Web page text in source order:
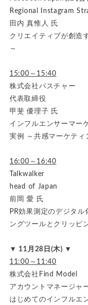
Regional Instagram
田内 真惟人 氏
クリエイティブが創造
～
15:00～15:40
株式会社パスチャー
代表取締役
甲斐 優理子 氏
インフルエンサーマー
実例 ～共感マーケティ
16:00～16:40
Talkwalker
head of Japan
前岡 愛 氏
PR効果測定のデジタ
ングツールとクリッピ
▼ 11月28日(木) ▼
11:00～11:40
株式会社Find Model
アカウントマネージャ
はじめてのインフルエ